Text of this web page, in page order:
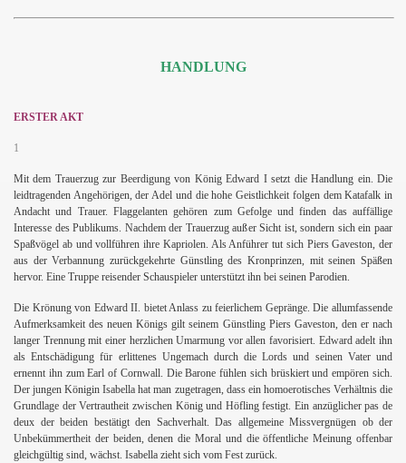
HANDLUNG
ERSTER AKT
1
Mit dem Trauerzug zur Beerdigung von König Edward I setzt die Handlung ein. Die
leidtragenden Angehörigen, der Adel und die hohe Geistlichkeit folgen dem Katafalk in
Andacht und Trauer. Flaggelanten gehören zum Gefolge und finden das auffällige
Interesse des Publikums. Nachdem der Trauerzug außer Sicht ist, sondern sich ein paar
Spaßvögel ab und vollführen ihre Kapriolen. Als Anführer tut sich Piers Gaveston, der
aus der Verbannung zurückgekehrte Günstling des Kronprinzen, mit seinen Späßen
hervor. Eine Truppe reisender Schauspieler unterstützt ihn bei seinen Parodien.
Die Krönung von Edward II. bietet Anlass zu feierlichem Gepränge. Die allumfassende
Aufmerksamkeit des neuen Königs gilt seinem Günstling Piers Gaveston, den er nach
langer Trennung mit einer herzlichen Umarmung vor allen favorisiert. Edward adelt ihn
als Entschädigung für erlittenes Ungemach durch die Lords und seinen Vater und
ernennt ihn zum Earl of Cornwall. Die Barone fühlen sich brüskiert und empören sich.
Der jungen Königin Isabella hat man zugetragen, dass ein homoerotisches Verhältnis die
Grundlage der Vertrautheit zwischen König und Höfling festigt. Ein anzüglicher pas de
deux der beiden bestätigt den Sachverhalt. Das allgemeine Missvergnügen ob der
Unbekümmertheit der beiden, denen die Moral und die öffentliche Meinung offenbar
gleichgültig sind, wächst. Isabella zieht sich vom Fest zurück.